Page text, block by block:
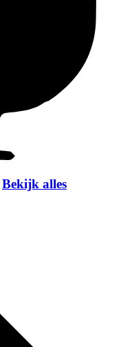
Bekijk alles